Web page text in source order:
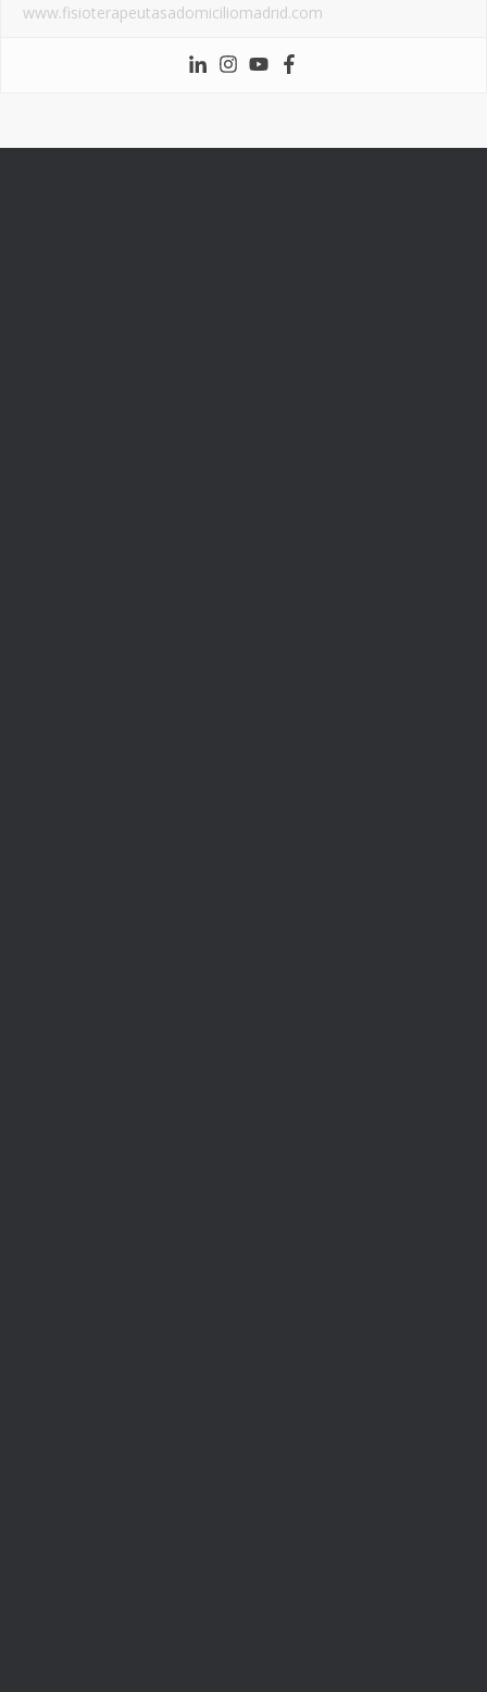
www.fisioterapeutasadomiciliomadrid.com